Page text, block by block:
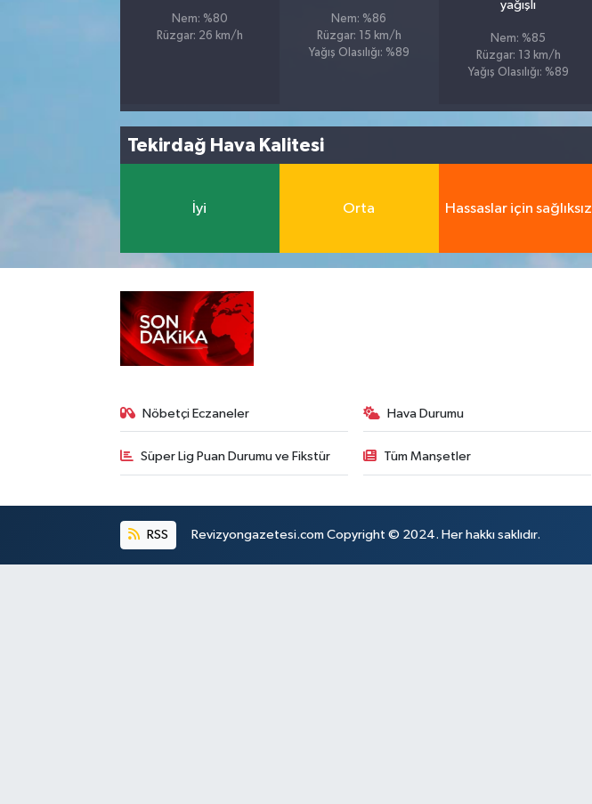
Nem: %80
Rüzgar: 26 km/h
Nem: %86
Rüzgar: 15 km/h
Yağış Olasılığı: %89
yağışlı
Nem: %85
Rüzgar: 13 km/h
Yağış Olasılığı: %89
Tekirdağ Hava Kalitesi
İyi Orta Hassaslar için sağlıksız
Nöbetçi Eczaneler Hava Durumu
Süper Lig Puan Durumu ve Fikstür Tüm Manşetler
RSS Revizyongazetesi.com Copyright © 2024. Her hakkı saklıdır.